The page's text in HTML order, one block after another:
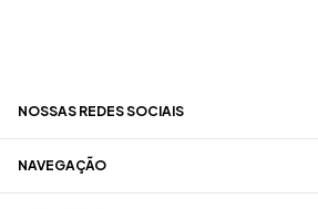
NOSSAS REDES SOCIAIS
NAVEGAÇÃO